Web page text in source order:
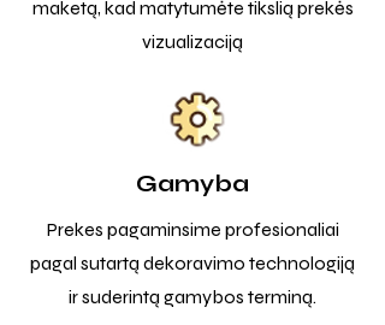
maketą, kad matytumėte tikslią prekės
vizualizaciją
Gamyba
Prekes pagaminsime profesionaliai
pagal sutartą dekoravimo technologiją
ir suderintą gamybos terminą.